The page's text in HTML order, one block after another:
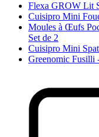
Flexa GROW Lit
Cuisipro Mini
Moules à Œufs
Set de 2
Cuisipro Mini
Greenomic Fusilli